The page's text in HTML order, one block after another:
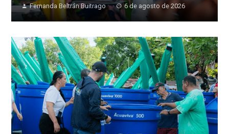
Fernanda Beltrán Buitrago 6 de agosto de 2026